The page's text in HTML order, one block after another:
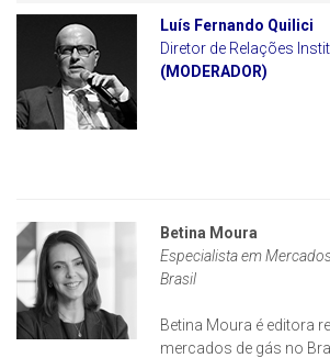
Luís Fernando Quilici
Diretor de Relações
(MODERADOR)
Betina Moura
Especialista em
Brasil
Betina Moura é editora
mercados de gás no